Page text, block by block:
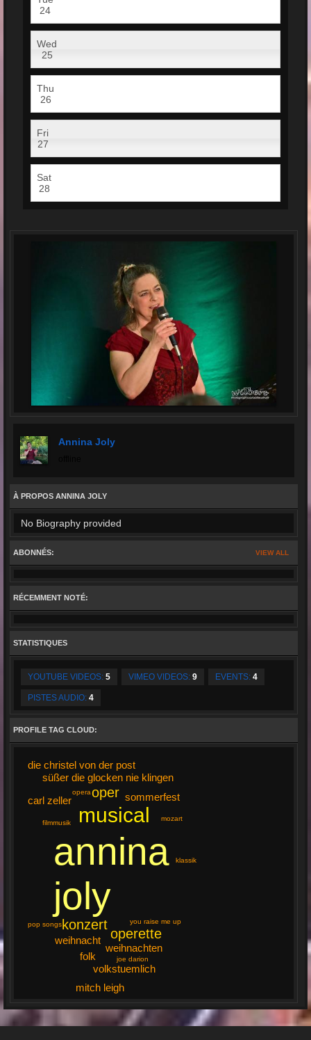
24
Wed
25
Thu
26
Fri
27
Sat
28
Annina Joly
À PROPOS ANNINA JOLY
No Biography provided
VIEW ALL
ABONNÉS:
RÉCEMMENT NOTÉ:
STATISTIQUES
YOUTUBE VIDEOS: 5 VIMEO VIDEOS: 9 EVENTS: 4
PISTES AUDIO: 4
PROFILE TAG CLOUD:
annina
joly
musical
konzert
operette
oper
weihnacht
weihnachten
süßer die glocken nie klingen
folk
volkstuemlich
carl zeller
die christel von der post
sommerfest
mitch leigh
joe darion
opera
mozart
filmmusik
klassik
you raise me up
pop songs